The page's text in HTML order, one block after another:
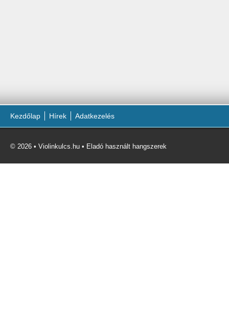
Kezdőlap Hírek Adatkezelés
© 2026 • Violinkulcs.hu • Eladó használt hangszerek